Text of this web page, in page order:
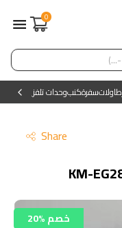
0
طاولاتسفرةكنبوحدات تلفزيون
Share
20% خصم